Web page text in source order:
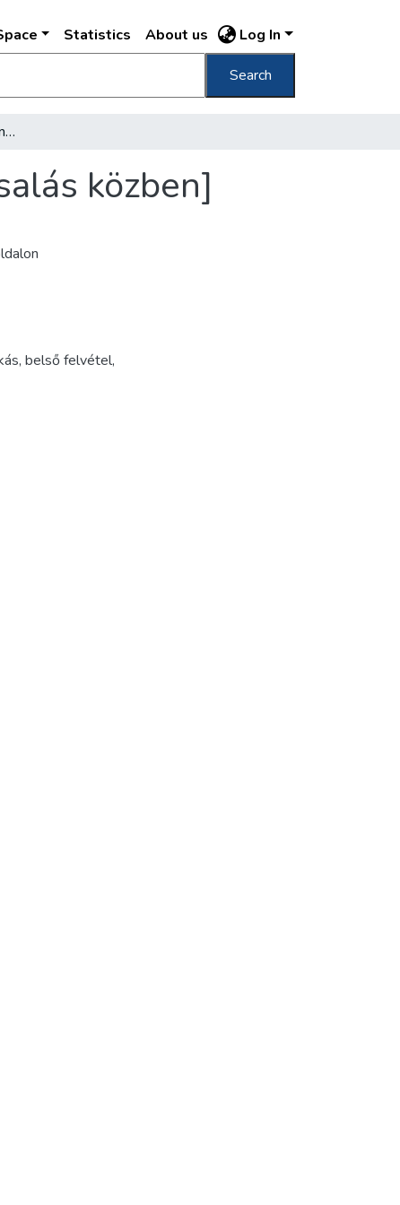
Statistics About us Log In
Search
[Szörényi Éva színművésznő otthonában vasalás közben]
közben]
, belső felvétel,